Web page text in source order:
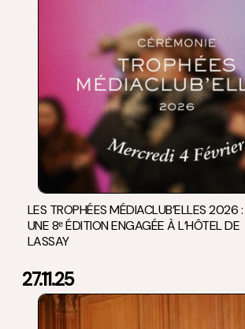
LES TROPHÉES MÉDIACLUB’ELLES 2026 :
UNE 8ᵉ ÉDITION ENGAGÉE À L’HÔTEL DE
LASSAY
27.11.25